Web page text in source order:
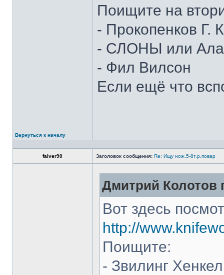
Поищите на
- Прокопенков Г.
- СЛОНЫ или
- Фил Вилсон
Если ещё что
Вернуться к началу
faiver90 Заголовок сообщения: Re: Ищу нож.5-8т.р.повар
Дмитрий Колотов
Вот здесь
http://
Поищите:
- Звилинг